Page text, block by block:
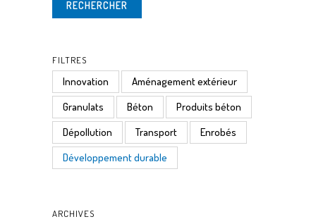
FILTRES
Innovation
Aménagement extérieur
Granulats
Béton
Produits béton
Dépollution
Transport
Enrobés
Développement durable
ARCHIVES